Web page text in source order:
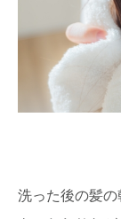
洗った後の髪